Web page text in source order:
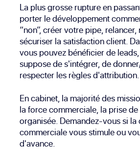
La plus grosse rupture en
porter le développement
“non”, créer votre pipe,
sécuriser la satisfaction client.
vous pouvez bénéficier de
suppose de s'intégrer, de
respecter les règles d'attribution.
En cabinet, la majorité des
la force commerciale, la prise
organisée. Demandez-vous si la
commerciale vous stimule ou
d'avance.